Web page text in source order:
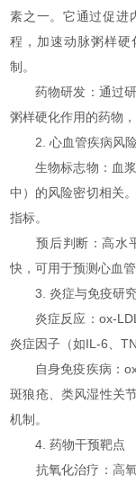
素之一。它通过促进
程，加速动脉粥样硬
制。
药物研发：通过研
粥样硬化作用的药物
2. 心血管疾病风
生物标志物：血浆
中）的风险密切相关
指标。
预后判断：高水平
快，可用于预测心血
3. 炎症与免疫研
炎症反应：ox-LDL
炎症因子（如IL-6、
自身免疫疾病：ox-
斑狼疮、类风湿性关
机制。
4. 药物干预靶点
抗氧化治疗： 高